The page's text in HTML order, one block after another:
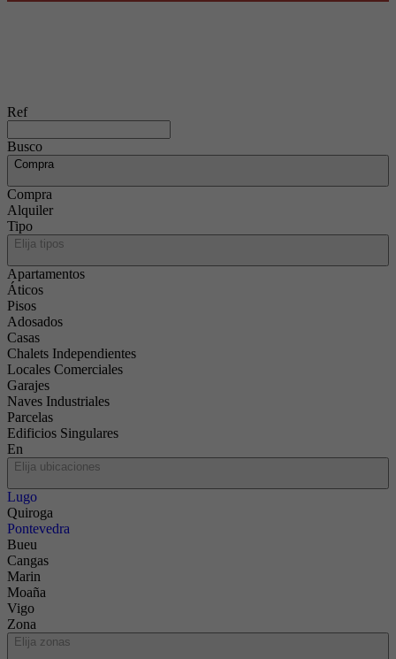
Ref
Busco
Compra
Compra
Alquiler
Tipo
Elija tipos
Apartamentos
Áticos
Pisos
Adosados
Casas
Chalets Independientes
Locales Comerciales
Garajes
Naves Industriales
Parcelas
Edificios Singulares
En
Elija ubicaciones
Lugo
Quiroga
Pontevedra
Bueu
Cangas
Marin
Moaña
Vigo
Zona
Elija zonas